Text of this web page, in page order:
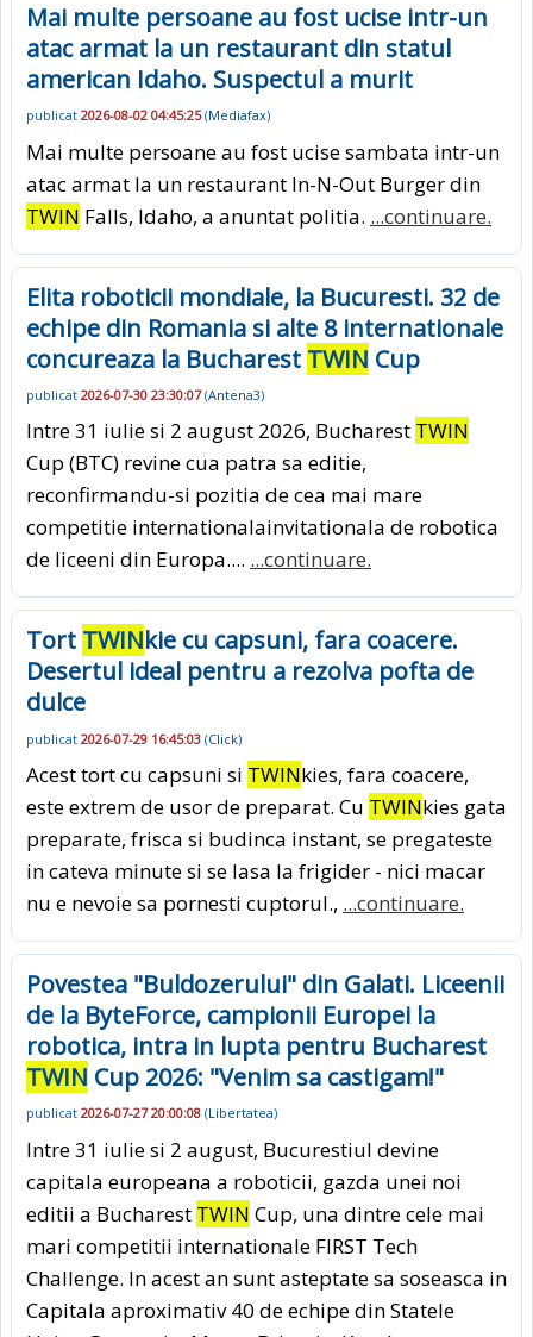
Mai multe persoane au fost ucise intr-un
atac armat la un restaurant din statul
american Idaho. Suspectul a murit
publicat 2026-08-02 04:45:25(Mediafax)
Mai multe persoane au fost ucise sambata intr-un
atac armat la un restaurant In-N-Out Burger din
TWIN Falls, Idaho, a anuntat politia. ...continuare.
Elita roboticii mondiale, la Bucuresti. 32 de
echipe din Romania si alte 8 internationale
concureaza la Bucharest TWIN Cup
publicat 2026-07-30 23:30:07(Antena3)
Intre 31 iulie si 2 august 2026, Bucharest TWIN
Cup (BTC) revine cua patra sa editie,
reconfirmandu-si pozitia de cea mai mare
competitie internationalainvitationala de robotica
de liceeni din Europa.... ...continuare.
Tort TWINkie cu capsuni, fara coacere.
Desertul ideal pentru a rezolva pofta de
dulce
publicat 2026-07-29 16:45:03 (Click)
Acest tort cu capsuni si TWINkies, fara coacere,
este extrem de usor de preparat. Cu TWINkies gata
preparate, frisca si budinca instant, se pregateste
in cateva minute si se lasa la frigider - nici macar
nu e nevoie sa pornesti cuptorul., ...continuare.
Povestea "Buldozerului" din Galati. Liceenii
de la ByteForce, campionii Europei la
robotica, intra in lupta pentru Bucharest
TWIN Cup 2026: "Venim sa castigam!"
publicat 2026-07-27 20:00:08 (Libertatea)
Intre 31 iulie si 2 august, Bucurestiul devine
capitala europeana a roboticii, gazda unei noi
editii a Bucharest TWIN Cup, una dintre cele mai
mari competitii internationale FIRST Tech
Challenge. In acest an sunt asteptate sa soseasca in
Capitala aproximativ 40 de echipe din Statele